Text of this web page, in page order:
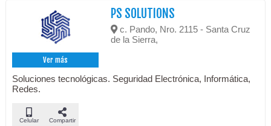
Ver más
PS SOLUTIONS
c. Pando, Nro. 2115 - Santa Cruz
de la Sierra,
Soluciones tecnológicas. Seguridad Electrónica, Informática,
Redes.
Celular Compartir